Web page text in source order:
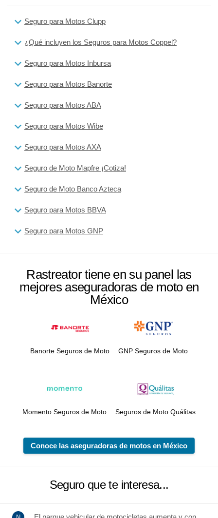
Seguro para Motos Clupp
¿Qué incluyen los Seguros para Motos Coppel?
Seguro para Motos Inbursa
Seguro para Motos Banorte
Seguro para Motos ABA
Seguro para Motos Wibe
Seguro para Motos AXA
Seguro de Moto Mapfre ¡Cotiza!
Seguro de Moto Banco Azteca
Seguro para Motos BBVA
Seguro para Motos GNP
Rastreator tiene en su panel las
mejores aseguradoras de moto en
México
Banorte Seguros de Moto GNP Seguros de Moto
Momento Seguros de Moto Seguros de Moto Quálitas
Conoce las aseguradoras de motos en México
Seguro que te interesa...